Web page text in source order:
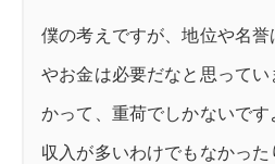
僕の考えですが、地位や名
やお金は必要だなと思ってい
かって、重荷でしかないで
収入が多いわけでもなかっ